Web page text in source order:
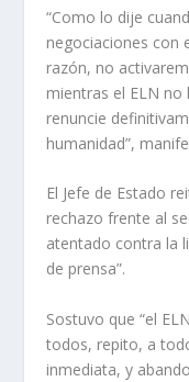
“Como lo dije
negociaciones con
razón, no
mientras el ELN
renuncie
humanidad”,
El Jefe de Estado
rechazo frente al
atentado contra la
de prensa”.
Sostuvo que “el
todos, repito, a
inmediata, y